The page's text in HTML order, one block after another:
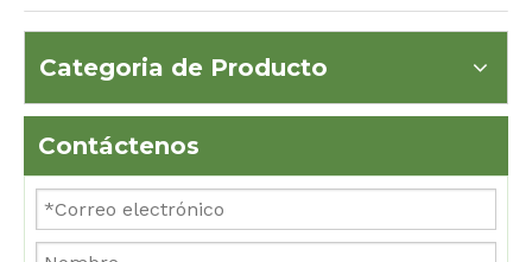
Categoria de Producto
Contáctenos